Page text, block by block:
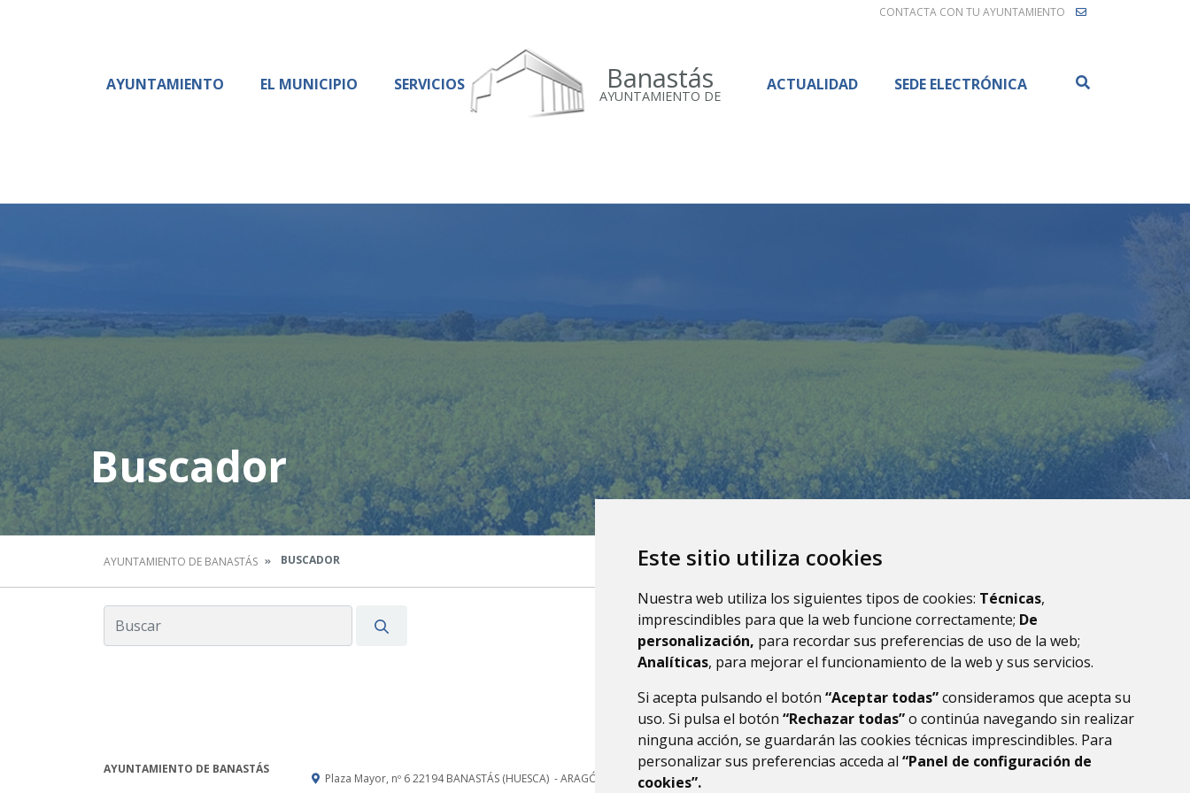
Este sitio utiliza cookies
Nuestra web utiliza los siguientes tipos de cookies: Técnicas,
imprescindibles para que la web funcione correctamente; De
personalización, para recordar sus preferencias de uso de la web;
Analíticas, para mejorar el funcionamiento de la web y sus servicios.
Si acepta pulsando el botón “Aceptar todas”consideramos que acepta su
uso. Si pulsa el botón “Rechazar todas”o continúa navegando sin realizar
ninguna acción, se guardarán las cookies técnicas imprescindibles. Para
personalizar sus preferencias acceda al “Panel de configuración de
cookies”.
CONTACTA CON TU AYUNTAMIENTO
Banastás
AYUNTAMIENTO DE
AYUNTAMIENTO EL MUNICIPIO SERVICIOS ACTUALIDAD SEDE ELECTRÓNICA
Buscador
AYUNTAMIENTO DE BANASTÁS BUSCADOR
AYUNTAMIENTO DE BANASTÁS
Plaza Mayor, nº 622194 BANASTÁS (HUESCA) - ARAGÓN
(ESPAÑA)